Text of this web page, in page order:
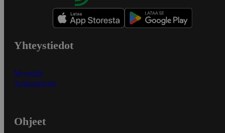
Yhteystiedot
Myymälät
Asiakaspalvelu
Ohjeet